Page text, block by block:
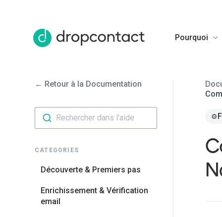
Pourquoi
← Retour à la Documentation
Rechercher dans l'aide
CATEGORIES
Découverte & Premiers pas
Enrichissement & Vérification
email
⚙️